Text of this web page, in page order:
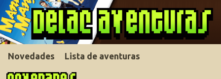
Novedades Lista de aventuras